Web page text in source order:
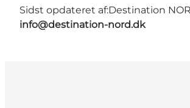
Sidst opdateret af:Destination
info@destination-nord.dk